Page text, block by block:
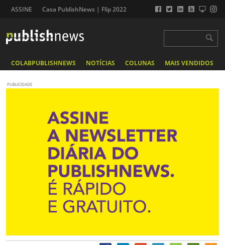
ASSINE Casa PublishNews | Flip 2022
COLABPUBLISHNEWS NOTÍCIAS COLUNAS MAIS VENDIDOS
PUBLICIDADE